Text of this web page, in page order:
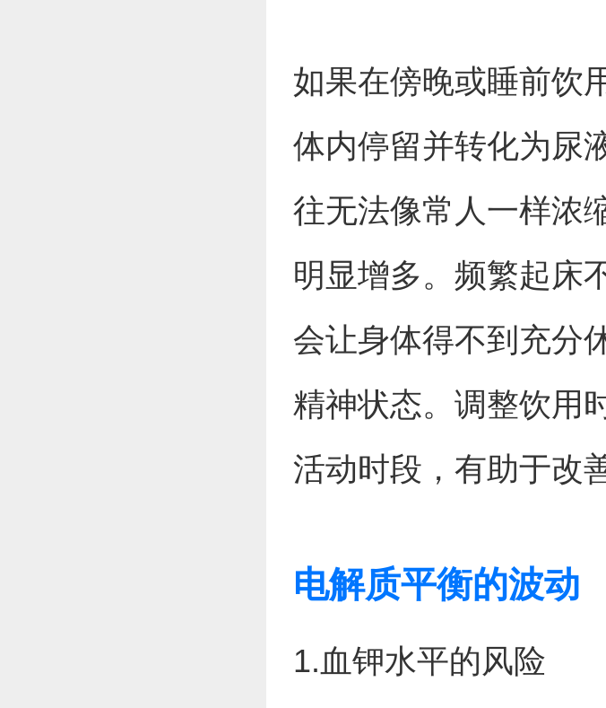
如果在傍晚或睡前饮
体内停留并转化为尿
往无法像常人一样浓
明显增多。频繁起床
会让身体得不到充分
精神状态。调整饮用
活动时段，有助于改
电解质平衡的波动
1.血钾水平的风险